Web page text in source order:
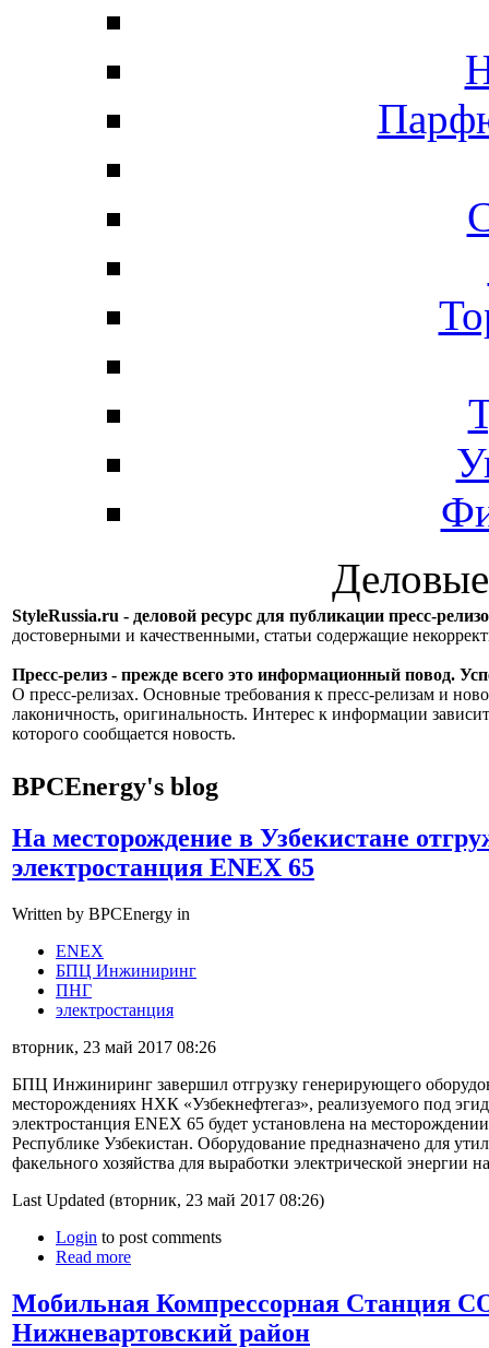
StyleRussia.ru - деловой ресурс для публикации пресс-
достоверными и качественными, статьи содержащие
Пресс-релиз - прежде всего это информационный повод.
О пресс-релизах. Основные требования к пресс-релизам и
лаконичность, оригинальность. Интерес к информации
которого сообщается новость.
BPCEnergy's blog
На месторождение в Узбекистане
электростанция ENEX 65
Written by BPCEnergy in
ENEX
БПЦ Инжиниринг
ПНГ
электростанция
вторник, 23 май 2017 08:26
БПЦ Инжиниринг завершил отгрузку генерирующего
месторождениях НХК «Узбекнефтегаз», реализуемого под
электростанция ENEX 65 будет установлена на
Республике Узбекистан. Оборудование предназначено для
факельного хозяйства для выработки электрической
Last Updated (вторник, 23 май 2017 08:26)
Login to post comments
Read more
Мобильная Компрессорная Станция
Нижневартовский район